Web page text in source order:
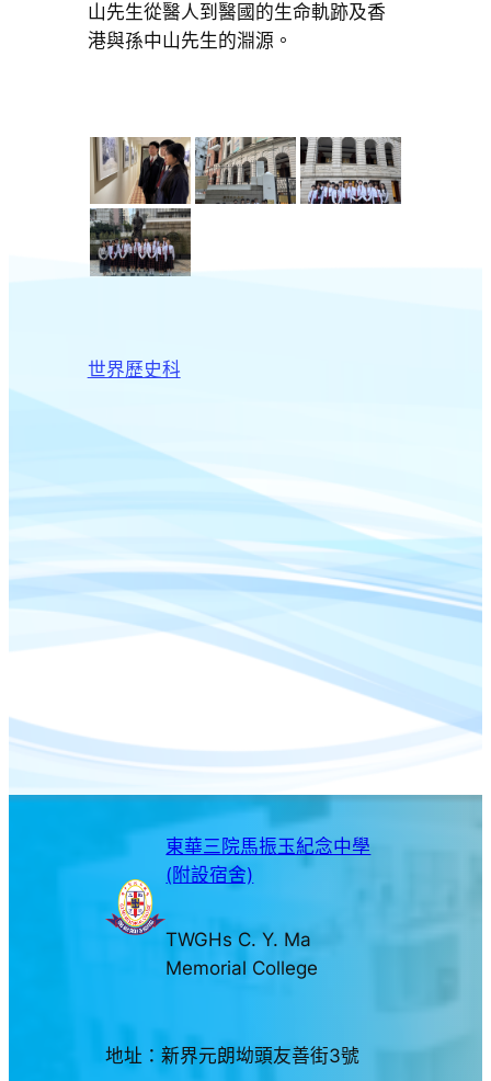
榮譽榜
山先生從醫人到醫國的生命軌跡及香
港與孫中山先生的淵源。
世界歷史科
東華三院馬振玉紀念中學
(附設宿舍)
TWGHs C. Y. Ma
Memorial College
地址：新界元朗坳頭友善街3號